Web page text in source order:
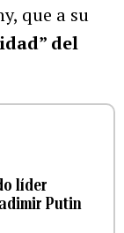
que a su
del
líder
Putin